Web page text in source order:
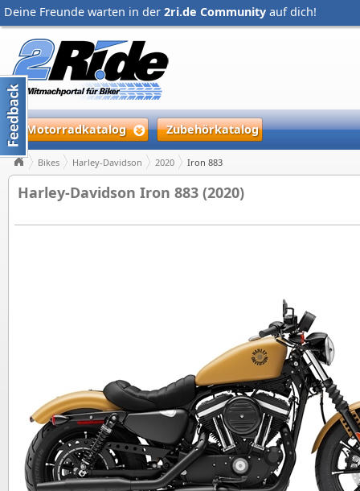
Deine Freunde warten in der 2ri.de Community auf dich!
Motorradkatalog Zubehörkatalog
Bikes Harley-Davidson 2020 Iron 883
Harley-Davidson Iron 883 (2020)